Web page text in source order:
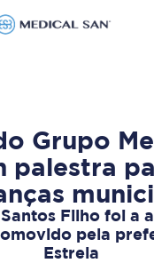
Grupo
palestra
Filho foi a
pela
Estrela